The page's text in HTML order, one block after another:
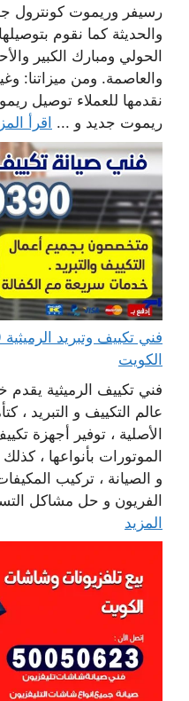
رسيفر وريموت كونترول
والحديثة كما نقوم
الحولي ومبارك الكبير
والعاصمة. ومن ميزاتنا:
نقدمها للعملاء توصيل
ريموت جديد و ...
اقرأ
الكويت
فني تكييف الرميثية
عالم التكييف و التبريد ،
الأصلية ، توفير أجهزة
الموتورات بأنواعها ،
و الصيانة ، تركيب
الفريون و حل مشاكل
المزيد